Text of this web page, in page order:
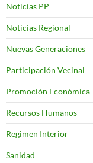
Noticias PP
Noticias Regional
Nuevas Generaciones
Participación Vecinal
Promoción Económica
Recursos Humanos
Regimen Interior
Sanidad